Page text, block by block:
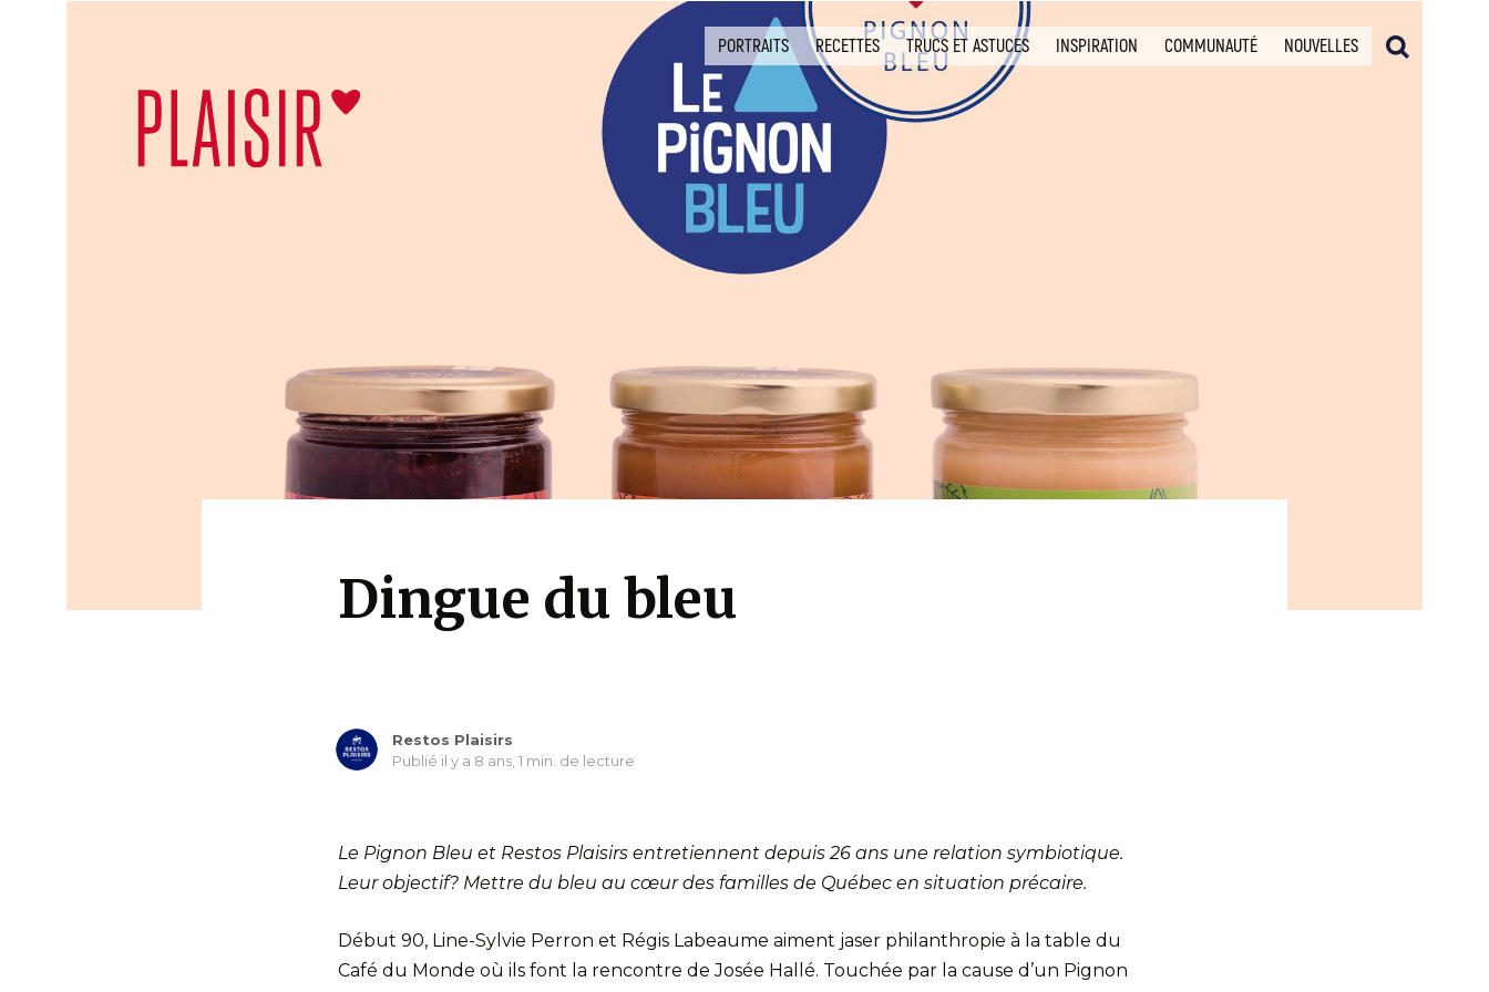
PORTRAITS RECETTES TRUCS ET ASTUCES INSPIRATION COMMUNAUTÉ NOUVELLES
Dingue du bleu
Restos Plaisirs
Publié il y a 8 ans, 1 min. de lecture
Le Pignon Bleu et Restos Plaisirs entretiennent depuis 26 ans une relation symbiotique.
Leur objectif? Mettre du bleu au cœur des familles de Québec en situation précaire.
Début 90, Line-Sylvie Perron et Régis Labeaume aiment jaser philanthropie à la table du
Café du Monde où ils font la rencontre de Josée Hallé. Touchée par la cause d’un Pignon